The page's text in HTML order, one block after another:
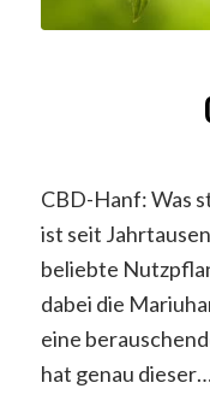
CBD-Hanf: Was
ist seit
beliebte
dabei die
eine
hat genau